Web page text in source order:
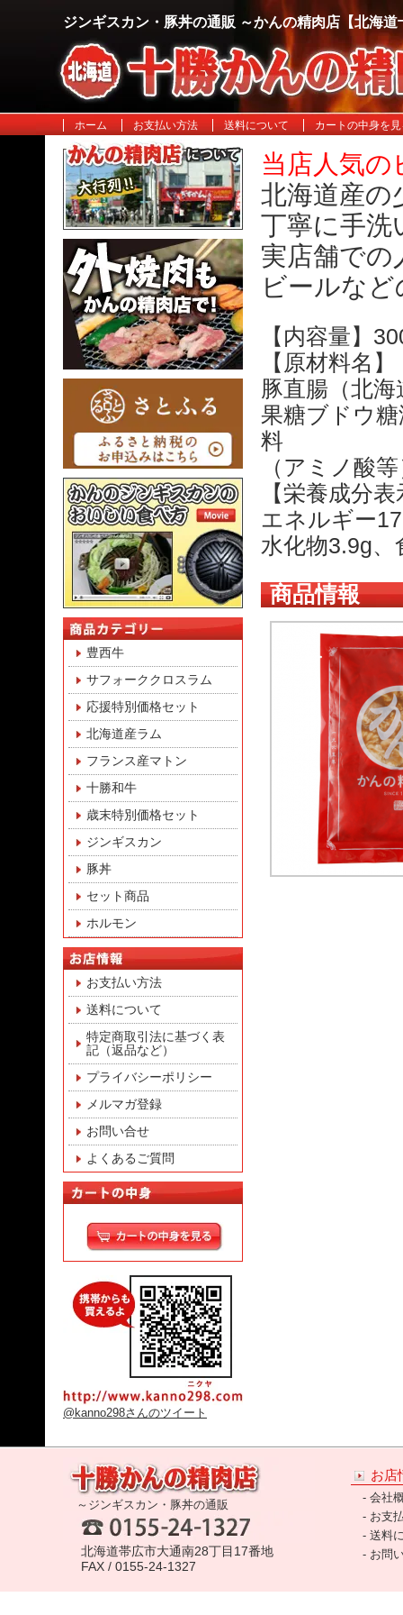
ジンギスカン・豚丼の通販 ～かんの精肉店【北海道
ホーム お支払い方法 送料について カートの中身を
当店人気
北海道産の
丁寧に手洗
実店舗での
ビールな
【内容量】
【原材料名】
豚直腸（北
果糖ブドウ
料
（アミノ酸
【栄養成分
エネルギー
水化物3.9g、
商品情報
豊西牛
サフォーククロスラム
応援特別価格セット
北海道産ラム
フランス産マトン
十勝和牛
歳末特別価格セット
ジンギスカン
豚丼
セット商品
ホルモン
お支払い方法
送料について
特定商取引法に基づく表
記（返品など）
プライバシーポリシー
メルマガ登録
お問い合せ
よくあるご質問
@kanno298さんのツイート
～ジンギスカン・豚丼の通販
北海道帯広市大通南28丁目17番地
FAX / 0155-24-1327
お店
- 会社
- お支
- 送料
- お問